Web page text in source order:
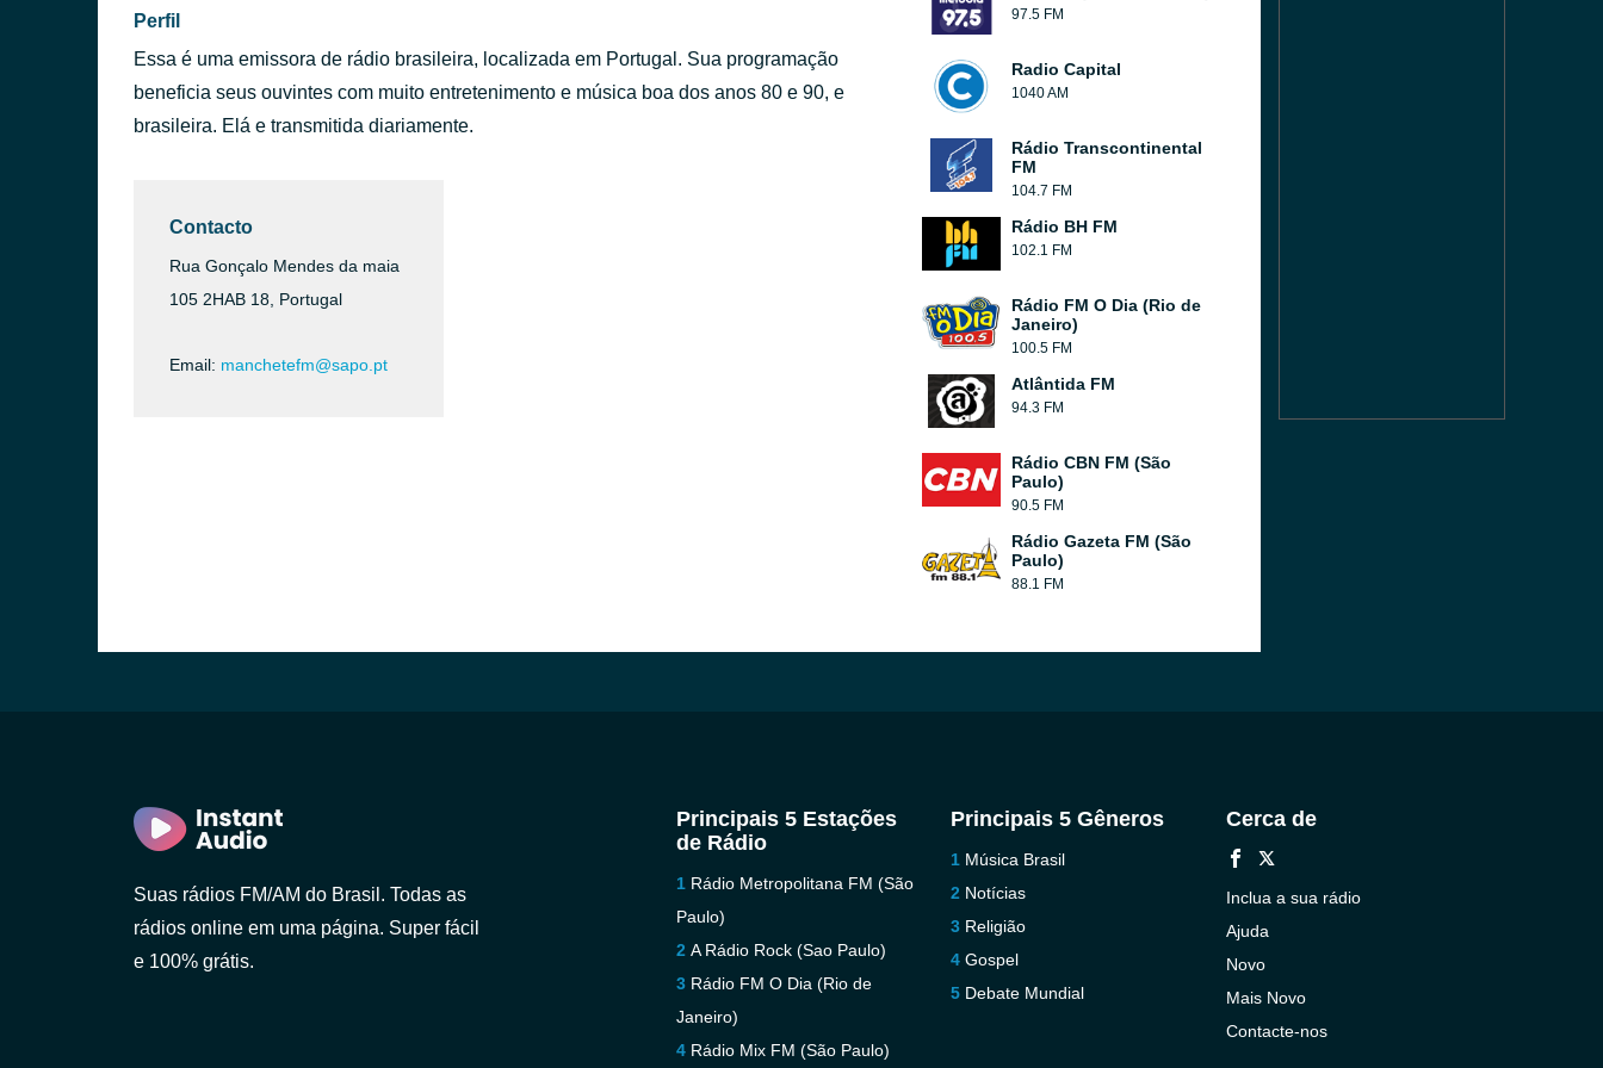
Perfil
Essa é uma emissora de rádio brasileira, localizada em Portugal. Sua programação
beneficia seus ouvintes com muito entretenimento e música boa dos anos 80 e 90, e
brasileira. Elá e transmitida diariamente.
Contacto
Rua Gonçalo Mendes da maia
105 2HAB 18, Portugal
Email: manchetefm@sapo.pt
97.5 FM
Radio Capital
1040 AM
Rádio Transcontinental
FM
104.7 FM
Rádio BH FM
102.1 FM
Rádio FM O Dia (Rio de
Janeiro)
100.5 FM
Atlântida FM
94.3 FM
Rádio CBN FM (São
Paulo)
90.5 FM
Rádio Gazeta FM (São
Paulo)
88.1 FM
Suas rádios FM/AM do Brasil. Todas as
rádios online em uma página. Super fácil
e 100% grátis.
Principais 5 Estações
de Rádio
Rádio Metropolitana FM (São
Paulo)
A Rádio Rock (Sao Paulo)
Rádio FM O Dia (Rio de
Janeiro)
Rádio Mix FM (São Paulo)
Principais 5 Gêneros
Música Brasil
Notícias
Religião
Gospel
Debate Mundial
Cerca de
Inclua a sua rádio
Ajuda
Novo
Mais Novo
Contacte-nos